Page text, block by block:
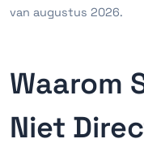
van augustus 2026.
Waarom
Niet